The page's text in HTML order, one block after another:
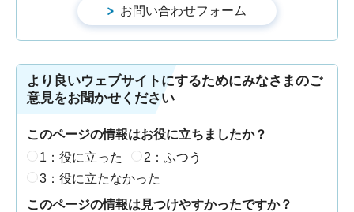
より良いウェブサイトにするためにみなさまのご
意見をお聞かせください
このページの情報はお役に立ちましたか？
1：役に立った
2：ふつう
3：役に立たなかった
このページの情報は見つけやすかったですか？